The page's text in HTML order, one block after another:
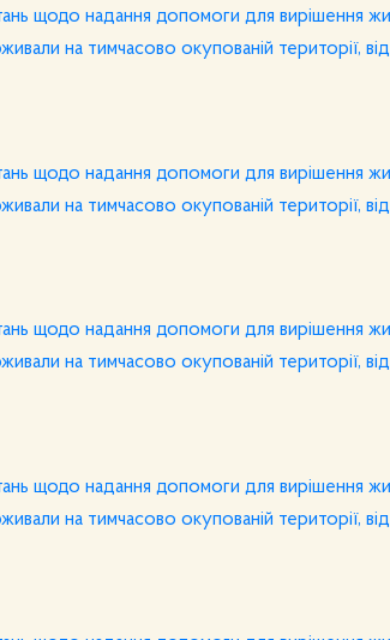
щодо надання допомоги для вирішення
на тимчасово окупованій території,
щодо надання допомоги для вирішення
на тимчасово окупованій території,
щодо надання допомоги для вирішення
на тимчасово окупованій території,
щодо надання допомоги для вирішення
на тимчасово окупованій території,